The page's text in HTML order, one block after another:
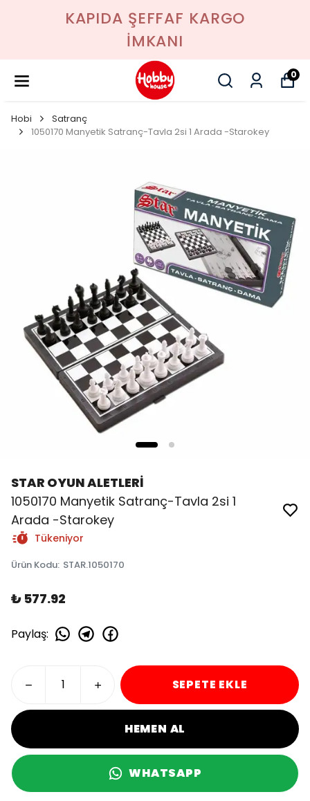
KAPIDA ŞEFFAF KARGO
İMKANI
0
Hobi
Satranç
1050170 Manyetik Satranç-Tavla 2si 1 Arada -Starokey
STAR OYUN ALETLERİ
1050170 Manyetik Satranç-Tavla 2si 1
Arada -Starokey
Tükeniyor
Ürün Kodu: STAR.1050170
₺ 577.92
Paylaş:
SEPETE EKLE
HEMEN AL
WHATSAPP